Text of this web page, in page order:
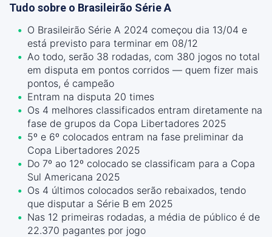
Tudo sobre o Brasileirão Série A
O Brasileirão Série A 2024 começou dia 13/04 e
está previsto para terminar em 08/12
Ao todo, serão 38 rodadas, com 380 jogos no total
em disputa em pontos corridos — quem fizer mais
pontos, é campeão
Entram na disputa 20 times
Os 4 melhores classificados entram diretamente na
fase de grupos da Copa Libertadores 2025
5º e 6º colocados entram na fase preliminar da
Copa Libertadores 2025
Do 7º ao 12º colocado se classificam para a Copa
Sul Americana 2025
Os 4 últimos colocados serão rebaixados, tendo
que disputar a Série B em 2025
Nas 12 primeiras rodadas, a média de público é de
22.370 pagantes por jogo